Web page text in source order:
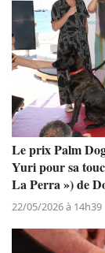
Le prix Palm
Yuri pour sa
La Perra ») de
22/05/2026 à 14h39